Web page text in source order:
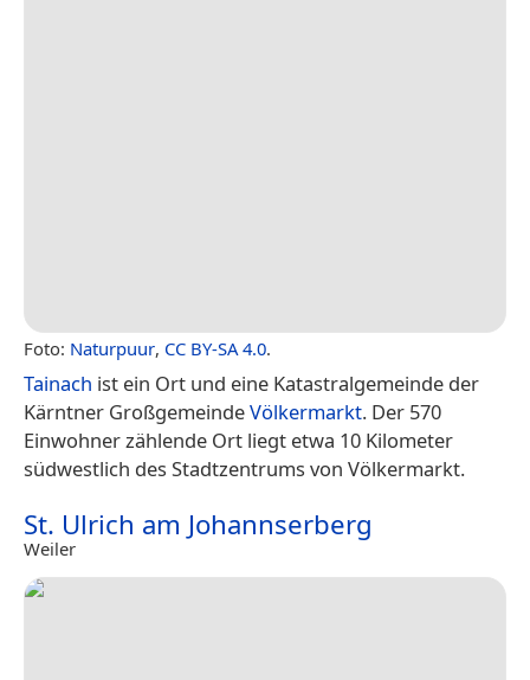
Foto: Naturpuur, CC BY-SA 4.0.
Tainach ist ein Ort und eine Katastralgemeinde der
Kärntner GroßgemeindeVölkermarkt. Der 570
Einwohner zählende Ort liegt etwa 10 Kilometer
südwestlich des Stadtzentrums von Völkermarkt.
St. Ulrich am Johannserberg
Weiler